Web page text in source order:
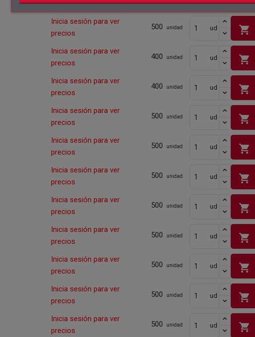
precios
Inicia sesión para ver
precios
500 unidad ud shopping_cart
Inicia sesión para ver
precios
400 unidad ud shopping_cart
Inicia sesión para ver
precios
400 unidad ud shopping_cart
Inicia sesión para ver
precios
500 unidad ud shopping_cart
Inicia sesión para ver
precios
500 unidad ud shopping_cart
Inicia sesión para ver
precios
500 unidad ud shopping_cart
Inicia sesión para ver
precios
500 unidad ud shopping_cart
Inicia sesión para ver
precios
500 unidad ud shopping_cart
Inicia sesión para ver
precios
500 unidad ud shopping_cart
Inicia sesión para ver
precios
500 unidad ud shopping_cart
Inicia sesión para ver
precios
500 unidad ud shopping_cart